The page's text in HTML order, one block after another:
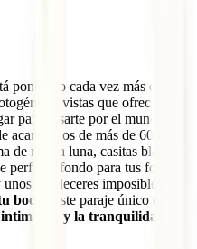
poniendo cada vez más de
vistas que ofrecen
para casarte por el mundo que
acantilados de más de 600
de media luna, casitas blancas
perfecto fondo para tus fotos,
atardeceres imposibles de
boda
. Este paraje único es
y la tranquilidad